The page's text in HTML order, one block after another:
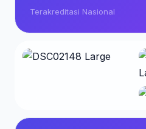
Terakreditasi Nasional